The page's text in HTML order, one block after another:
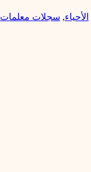
الأحياء, سجلات معلمات